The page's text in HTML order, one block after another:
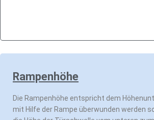
Rampenhöhe
Die Rampenhöhe entspricht dem
mit Hilfe der Rampe überwunden werden